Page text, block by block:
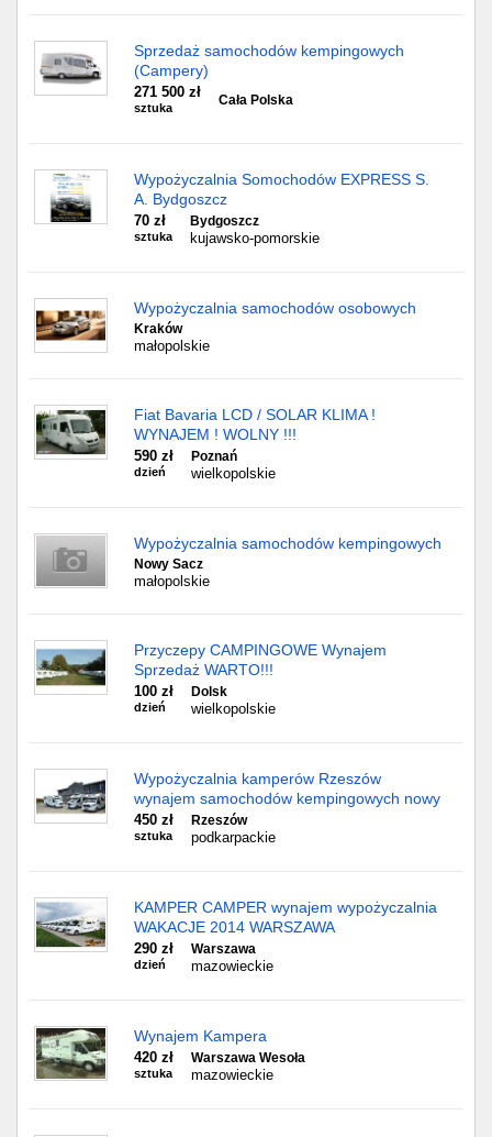
Sprzedaż samochodów kempingowych
(Campery)
271 500 zł
sztuka
Cała Polska
Wypożyczalnia Somochodów EXPRESS S.
A. Bydgoszcz
70 zł
sztuka
Bydgoszcz
kujawsko-pomorskie
Wypożyczalnia samochodów osobowych
Kraków
małopolskie
Fiat Bavaria LCD / SOLAR KLIMA !
WYNAJEM ! WOLNY !!!
590 zł
dzień
Poznań
wielkopolskie
Wypożyczalnia samochodów kempingowych
Nowy Sacz
małopolskie
Przyczepy CAMPINGOWE Wynajem
Sprzedaż WARTO!!!
100 zł
dzień
Dolsk
wielkopolskie
Wypożyczalnia kamperów Rzeszów
wynajem samochodów kempingowych nowy
450 zł
sztuka
Rzeszów
podkarpackie
KAMPER CAMPER wynajem wypożyczalnia
WAKACJE 2014 WARSZAWA
290 zł
dzień
Warszawa
mazowieckie
Wynajem Kampera
420 zł
sztuka
Warszawa Wesoła
mazowieckie